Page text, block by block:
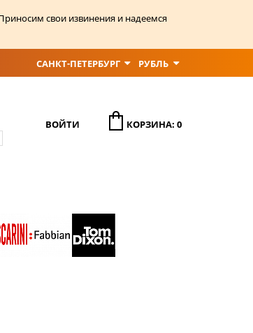
свои извинения и надеемся
САНКТ-ПЕТЕРБУРГ РУБЛЬ
ВОЙТИ КОРЗИНА: 0